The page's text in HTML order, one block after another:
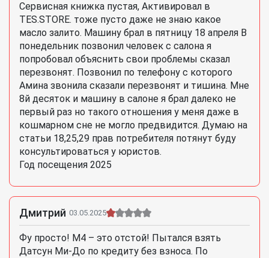
Сервисная книжка пустая, Активировал в
TES.STORE. тоже пусто даже не знаю какое
масло залито. Машину брал в пятницу 18 апреля В
понедельник позвонил человек с салона я
попробовал объяснить свои проблемы сказал
перезвонят. Позвонил по телефону с которого
Амина звонила сказали перезвонят и тишина. Мне
8й десяток и машину в салоне я брал далеко не
первый раз но такого отношения у меня даже в
кошмарном сне не могло предвидится. Думаю на
статьи 18,25,29 прав потребителя потянут буду
консультироваться у юристов.
Год посещения 2025
Дмитрий 03.05.2025
Фу просто! М4 – это отстой! Пытался взять
Датсун Ми-До по кредиту без взноса. По